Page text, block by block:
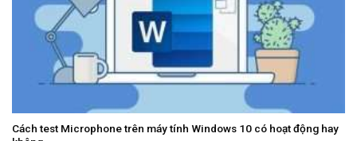
Cách test Microphone trên máy tính Windows 10 có hoạt động hay